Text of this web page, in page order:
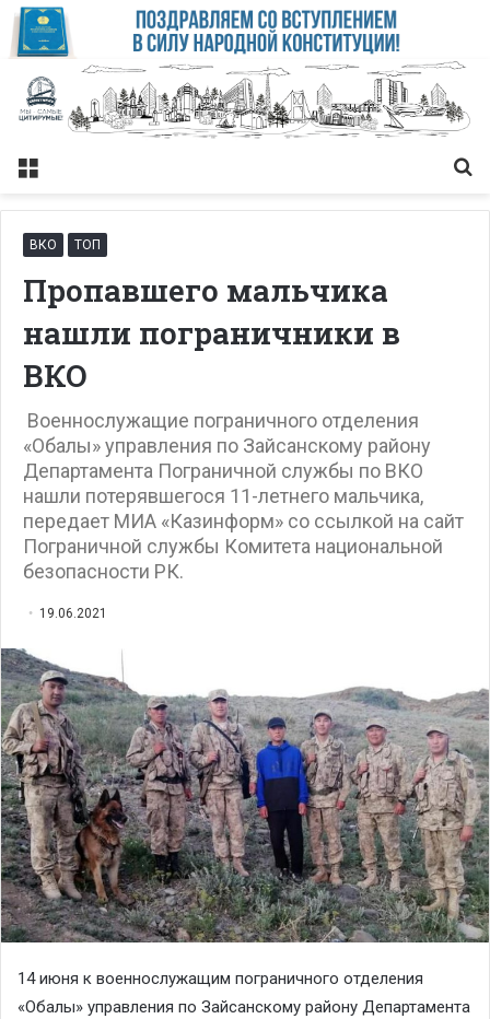
Меню
ВКО ТОП
Пропавшего мальчика
нашли пограничники в
ВКО
Военнослужащие пограничного отделения
«Обалы» управления по Зайсанскому району
Департамента Пограничной службы по ВКО
нашли потерявшегося 11-летнего мальчика,
передает МИА «Казинформ» со ссылкой на сайт
Пограничной службы Комитета национальной
безопасности РК.
19.06.2021
14 июня к военнослужащим пограничного отделения
«Обалы» управления по Зайсанскому району Департамента